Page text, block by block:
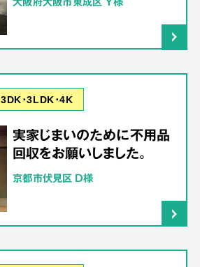
3DK･3LDK･4K
実家じまいのために不用品
回収をお願いしました。
京都市伏見区 D様